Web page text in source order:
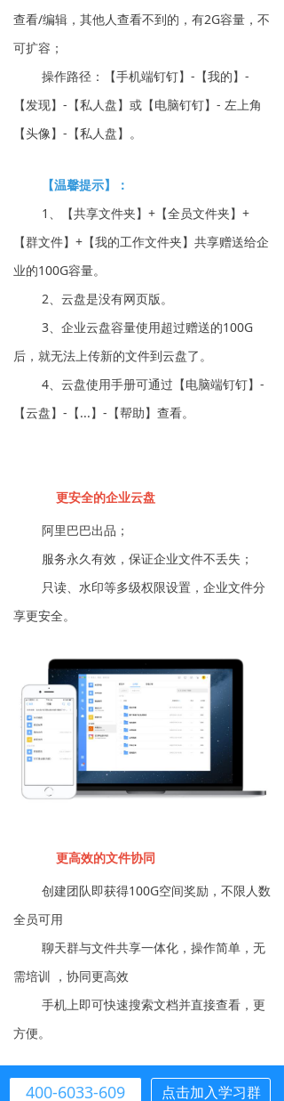
查看/编辑，其他人查看不到的，有2G容量，不
可扩容；
操作路径：【手机端钉钉】-【我的】-
【发现】-【私人盘】或【电脑钉钉】- 左上角
【头像】-【私人盘】。
【温馨提示】：
1、【共享文件夹】+【全员文件夹】+
【群文件】+【我的工作文件夹】共享赠送给企
业的100G容量。
2、云盘是没有网页版。
3、企业云盘容量使用超过赠送的100G
后，就无法上传新的文件到云盘了。
4、云盘使用手册可通过【电脑端钉钉】-
【云盘】-【...】-【帮助】查看。
更安全的企业云盘
阿里巴巴出品；
服务永久有效，保证企业文件不丢失；
只读、水印等多级权限设置，企业文件分
享更安全。
更高效的文件协同
创建团队即获得100G空间奖励，不限人数
全员可用
聊天群与文件共享一体化，操作简单，无
需培训 ，协同更高效
手机上即可快速搜索文档并直接查看，更
方便。
400-6033-609 点击加入学习群